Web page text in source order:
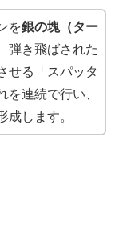
を銀の塊（ター
弾き飛ばされた
せる「スパッタ
を連続で行い、
成します。